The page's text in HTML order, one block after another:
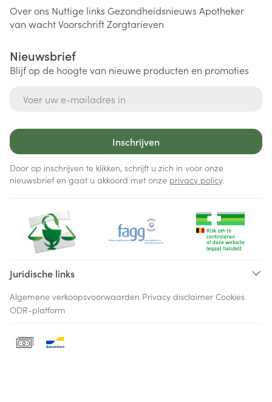
Over ons Nuttige links Gezondheidsnieuws Apotheker
van wachtVoorschriftZorgtarieven
Nieuwsbrief
Blijf op de hoogte van nieuwe producten en promoties
Inschrijven
Door op inschrijven te klikken, schrijft u zich in voor onze
nieuwsbrief en gaat u akkoord met onze privacy policy.
Juridische links
Algemene verkoopsvoorwaarden Privacy disclaimer Cookies
ODR-platform